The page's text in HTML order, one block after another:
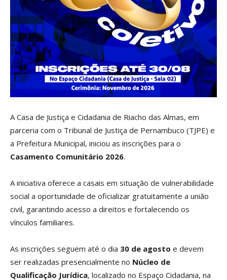
font_download Marcar links
Redefinir todas as opções
cached
A Casa de Justiça e Cidadania de Riacho das Almas, em
parceria com o Tribunal de Justiça de Pernambuco (TJPE) e
a Prefeitura Municipal, iniciou as inscrições para o
Casamento Comunitário 2026.
A iniciativa oferece a casais em situação de vulnerabilidade
social a oportunidade de oficializar gratuitamente a união
civil, garantindo acesso a direitos e fortalecendo os
vínculos familiares.
As inscrições seguem até o dia 30 de agosto e devem
ser realizadas presencialmente no Núcleo de
Qualificação Jurídica, localizado no Espaço Cidadania, na